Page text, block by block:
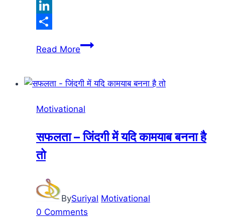
Twitter
LinkedIn
Read Moreजिंदगी
आगे
Motivational
सफलता – जिंदगी में यदि कामयाब बनना है
तो
BySuriyal Motivational
0 Comments